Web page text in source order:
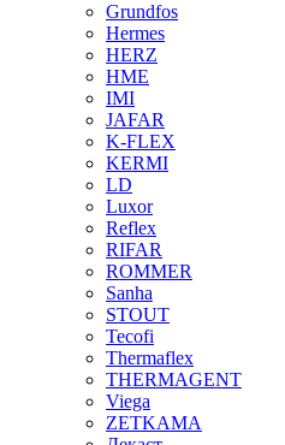
Grundfos
Hermes
HERZ
HME
IMI
JAFAR
K-FLEX
KERMI
LD
Luxor
Reflex
RIFAR
ROMMER
Sanha
STOUT
Tecofi
Thermaflex
THERMAGENT
Viega
ZETKAMA